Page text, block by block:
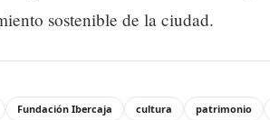
sostenible de la ciudad.
Fundación Ibercaja cultura patrimonio